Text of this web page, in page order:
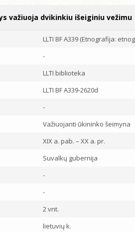
važiuoja dvikinkiu išeiginiu vežimu
LLTI BF A339 (Etnografija:
-
LLTI biblioteka
LLTI BF A339-2620d
-
Važiuojanti ūkininko šeimyna
XIX a. pab. – XX a. pr.
Suvalkų gubernija
-
-
2 vnt.
lietuvių k.